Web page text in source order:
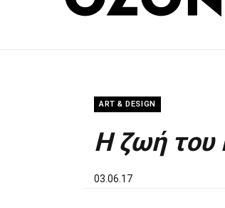
ART & DESIGN
Η ζωή του
03.06.17